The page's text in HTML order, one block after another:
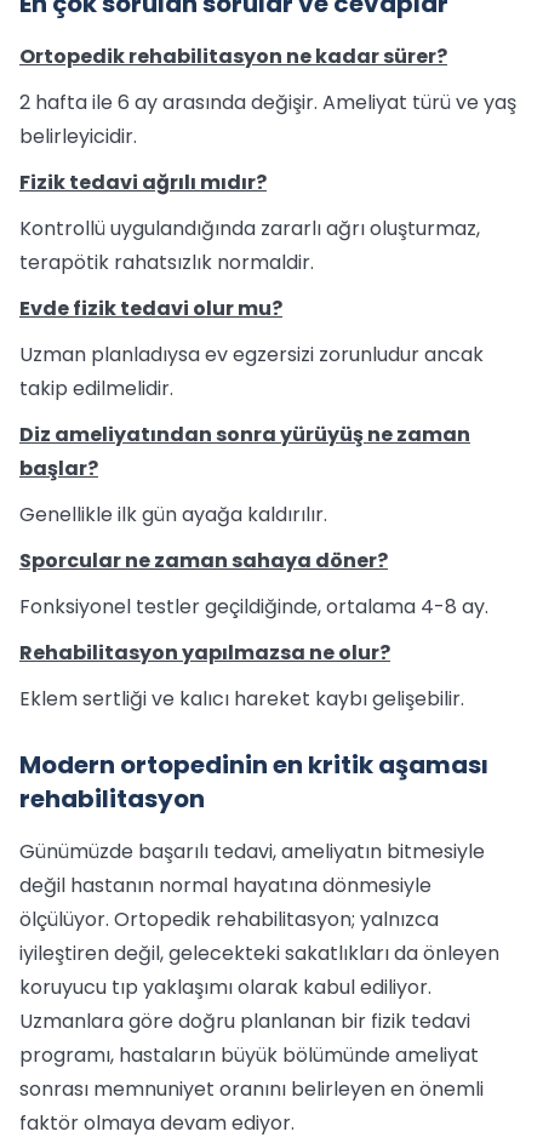
Ortopedik rehabilitasyon ne kadar sürer?
2 hafta ile 6 ay arasında değişir. Ameliyat türü ve yaş
belirleyicidir.
Fizik tedavi ağrılı mıdır?
Kontrollü uygulandığında zararlı ağrı oluşturmaz,
terapötik rahatsızlık normaldir.
Evde fizik tedavi olur mu?
Uzman planladıysa ev egzersizi zorunludur ancak
takip edilmelidir.
Diz ameliyatından sonra yürüyüş ne zaman
başlar?
Genellikle ilk gün ayağa kaldırılır.
Sporcular ne zaman sahaya döner?
Fonksiyonel testler geçildiğinde, ortalama 4-8 ay.
Rehabilitasyon yapılmazsa ne olur?
Eklem sertliği ve kalıcı hareket kaybı gelişebilir.
Modern ortopedinin en kritik aşaması
rehabilitasyon
Günümüzde başarılı tedavi, ameliyatın bitmesiyle
değil hastanın normal hayatına dönmesiyle
ölçülüyor. Ortopedik rehabilitasyon; yalnızca
iyileştiren değil, gelecekteki sakatlıkları da önleyen
koruyucu tıp yaklaşımı olarak kabul ediliyor.
Uzmanlara göre doğru planlanan bir fizik tedavi
programı, hastaların büyük bölümünde ameliyat
sonrası memnuniyet oranını belirleyen en önemli
faktör olmaya devam ediyor.